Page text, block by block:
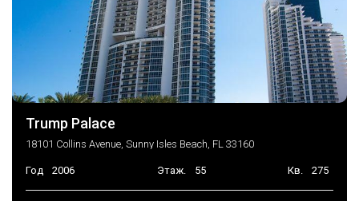
Парковка прилагается
Гостевое место
TwoOrMoreSpaces
Консьерж на парковке
Автоматические ворота
Trump Palace
18101 Collins Avenue, Sunny Isles Beach, FL 33160
Год 2006 Этаж. 55 Кв. 275